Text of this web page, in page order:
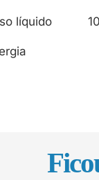
líquido